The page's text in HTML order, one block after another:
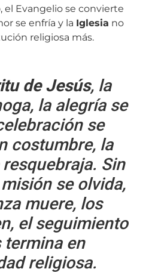
el Evangelio se convierte
se enfría y la Iglesia no
religiosa más.
de Jesús, la
la alegría se
se
costumbre, la
Sin
se olvida,
muere, los
el seguimiento
termina en
religiosa.